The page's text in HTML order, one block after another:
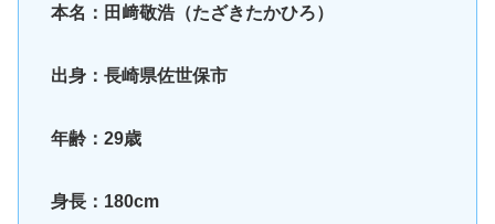
本名：田﨑敬浩（たざきたかひろ）
出身：長崎県佐世保市
年齢：29歳
身長：180cm